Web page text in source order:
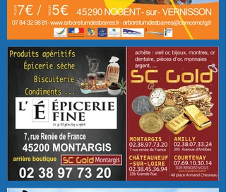
ARBORETUM DES BARRES